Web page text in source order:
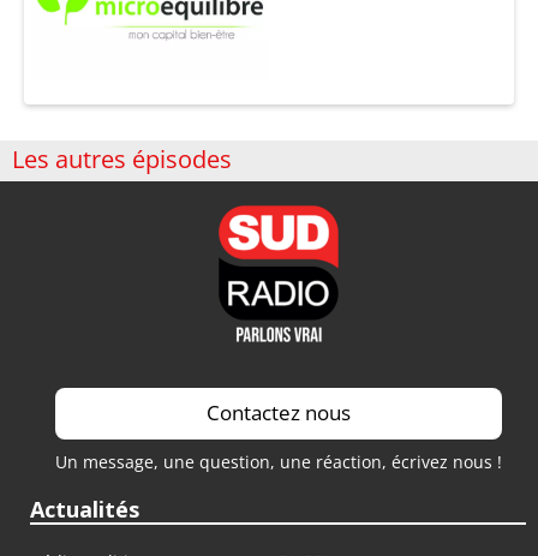
Les autres épisodes
Contactez nous
Un message, une question, une réaction, écrivez nous !
Actualités